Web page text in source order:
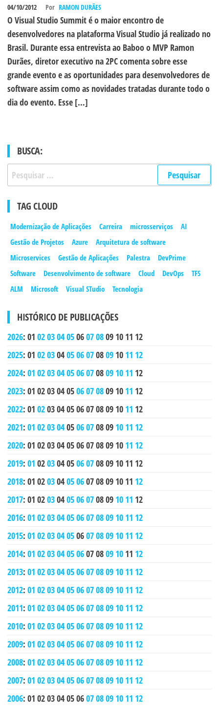
04/10/2012 Por RAMON DURÃES
O Visual Studio Summit é o maior encontro de
desenvolvedores na plataforma Visual Studio já realizado no
Brasil. Durante essa entrevista ao Baboo o MVP Ramon
Durães, diretor executivo na 2PC comenta sobre esse
grande evento e as oportunidades para desenvolvedores de
software assim como as novidades tratadas durante todo o
dia do evento. Esse […]
BUSCA:
Pesquisar
por:
TAG CLOUD
Modernização de Aplicações Carreira microsserviços
AI
Gestão de Projetos
Azure
Arquitetura de software
Microservices
Gestão de Aplicações Palestra
DevPrime
Software
Desenvolvimento de software Cloud DevOps
TFS
ALM
Microsoft Visual STudio Tecnologia
HISTÓRICO DE PUBLICAÇÕES
2026: 01 0203040506070809 10 11 12
2025: 01 0203040506070809 10 11 12
2024: 01 0203040506070809 10 11 12
2023: 01 0203040506070809 10 11 12
2022: 01 0203040506070809 10 11 12
2021: 01 0203040506070809 10 11 12
2020: 01 0203040506070809 10 11 12
2019: 01 0203040506070809 10 11 12
2018: 01 0203040506070809 10 11 12
2017: 01 0203040506070809 10 11 12
2016: 01 0203040506070809 10 11 12
2015: 01 0203040506070809 10 11 12
2014: 01 0203040506070809 10 11 12
2013: 01 0203040506070809 10 11 12
2012: 01 0203040506070809 10 11 12
2011: 01 0203040506070809 10 11 12
2010: 01 0203040506070809 10 11 12
2009: 01 0203040506070809 10 11 12
2008: 01 0203040506070809 10 11 12
2007: 01 0203040506070809 10 11 12
2006: 01 0203040506070809 10 11 12